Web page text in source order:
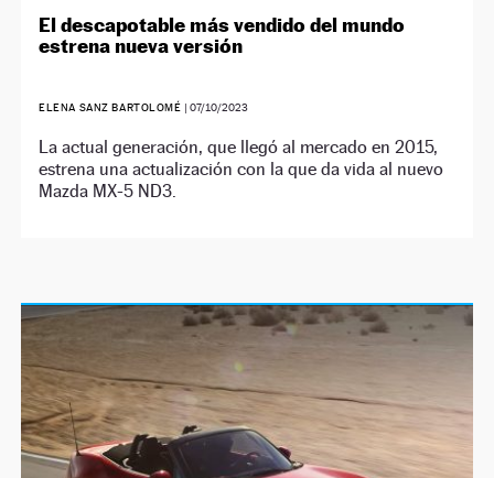
El descapotable más vendido del mundo
estrena nueva versión
ELENA SANZ BARTOLOMÉ | 07/10/2023
La actual generación, que llegó al mercado en 2015,
estrena una actualización con la que da vida al nuevo
Mazda MX-5 ND3.